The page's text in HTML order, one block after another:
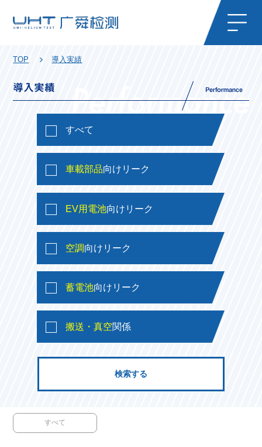
TOP 導入実績
導入実績 Performance
すべて
車載部品向けリーク
EV用電池向けリーク
空調向けリーク
蓄電池向けリーク
搬送・真空関係
すべて